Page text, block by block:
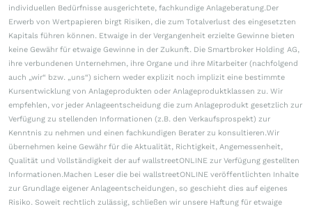
individuellen Bedürfnisse ausgerichtete, fachkundige Anlageberatung.Der
Erwerb von Wertpapieren birgt Risiken, die zum Totalverlust des eingesetzten
Kapitals führen können. Etwaige in der Vergangenheit erzielte Gewinne bieten
keine Gewähr für etwaige Gewinne in der Zukunft. Die Smartbroker Holding AG,
ihre verbundenen Unternehmen, ihre Organe und ihre Mitarbeiter (nachfolgend
auch „wir“ bzw. „uns“) sichern weder explizit noch implizit eine bestimmte
Kursentwicklung von Anlageprodukten oder Anlageproduktklassen zu. Wir
empfehlen, vor jeder Anlageentscheidung die zum Anlageprodukt gesetzlich zur
Verfügung zu stellenden Informationen (z.B. den Verkaufsprospekt) zur
Kenntnis zu nehmen und einen fachkundigen Berater zu konsultieren.Wir
übernehmen keine Gewähr für die Aktualität, Richtigkeit, Angemessenheit,
Qualität und Vollständigkeit der auf wallstreetONLINE zur Verfügung gestellten
Informationen.Machen Leser die bei wallstreetONLINE veröffentlichten Inhalte
zur Grundlage eigener Anlageentscheidungen, so geschieht dies auf eigenes
Risiko. Soweit rechtlich zulässig, schließen wir unsere Haftung für etwaige